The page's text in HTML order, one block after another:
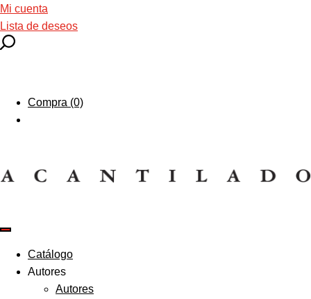
Mi cuenta
Lista de deseos
Compra (0)
Catálogo
Autores
Autores